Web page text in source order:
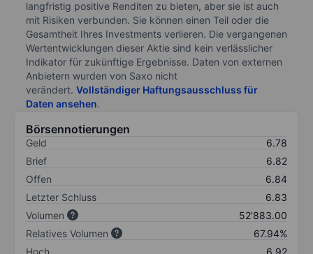
langfristig positive Renditen zu bieten, aber sie ist auch
mit Risiken verbunden. Sie können einen Teil oder die
Gesamtheit Ihres Investments verlieren. Die vergangenen
Wertentwicklungen dieser Aktie sind kein verlässlicher
Indikator für zukünftige Ergebnisse. Daten von externen
Anbietern wurden von Saxo nicht
verändert. Vollständiger Haftungsausschluss für
Daten ansehen.
Börsennotierungen
Geld
6.78
Brief
6.82
Offen
6.84
Letzter Schluss
6.83
Volumen
52'883.00
Relatives Volumen
67.94%
Hoch
6.92